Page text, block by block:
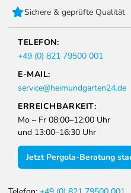
Sichere & geprüfte Qualität
TELEFON:
+49 (0) 821 79500 001
E-MAIL:
service@heimundgarten24.de
ERREICHBARKEIT:
Mo – Fr 08:00–12:00 Uhr
und 13:00–16:30 Uhr
Jetzt Pergola-Beratung